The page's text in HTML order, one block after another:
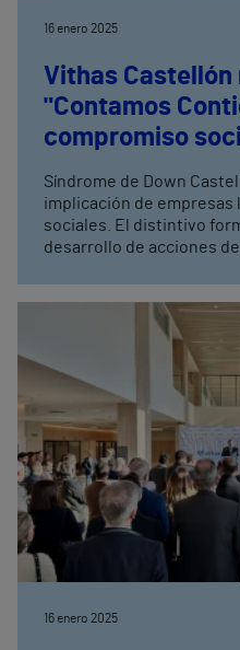
16 enero 2025
Vithas
"Contamos
compromiso
Síndrome de Down
implicación de empresas
sociales. El distintivo
desarrollo de acciones
16 enero 2025